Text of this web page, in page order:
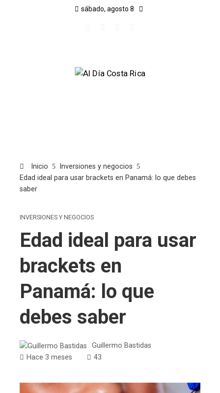
sábado, agosto 8
Inicio
Inversiones y negocios
Edad ideal para usar brackets en Panamá: lo que debes
saber
INVERSIONES Y NEGOCIOS
Edad ideal para usar
brackets en
Panamá: lo que
debes saber
Guillermo Bastidas
Hace 3 meses
43